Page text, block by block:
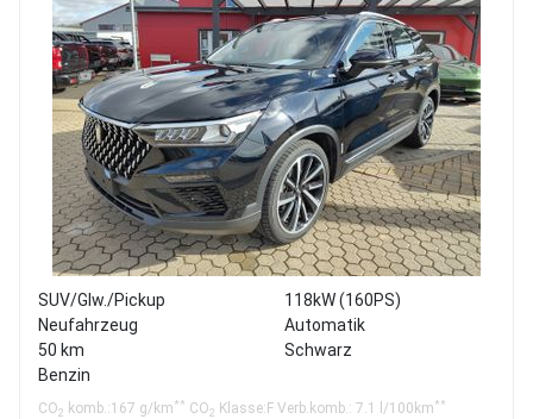
SUV/Glw./Pickup
Neufahrzeug
50 km
Benzin
118kW (160PS)
Automatik
Schwarz
CO2 komb.:167 g/km ** CO2 Klasse:F Verb.komb.: 7.1 l/100km **